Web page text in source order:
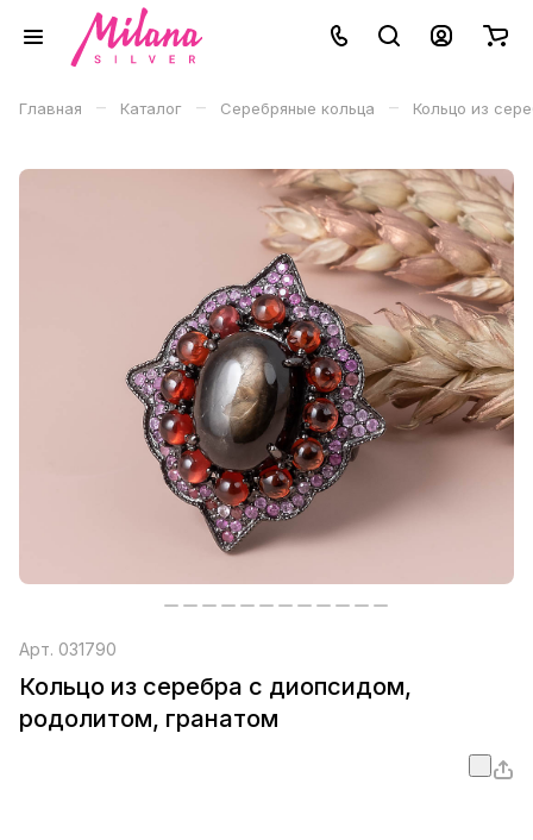
Главная – Каталог – Серебряные кольца – Кольцо из
Арт. 031790
Кольцо из серебра с диопсидом,
родолитом, гранатом